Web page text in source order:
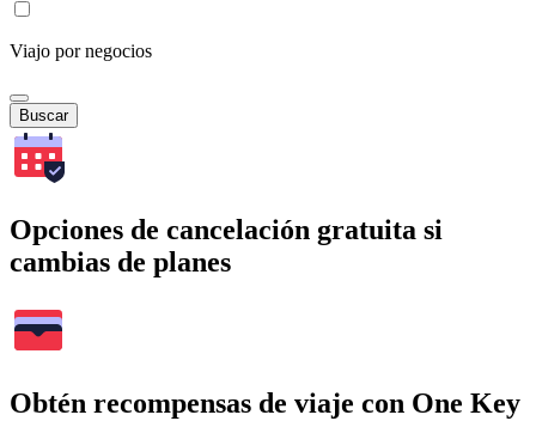
Viajo por negocios
Buscar
Opciones de cancelación gratuita si
cambias de planes
Obtén recompensas de viaje con One Key